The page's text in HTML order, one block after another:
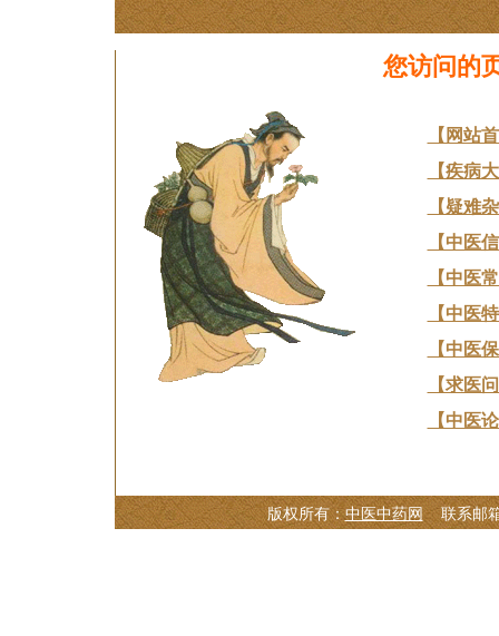
您访问的
【网站
【疾病
【疑难
【中医
【中医
【中医
【中医
【求医
【中医
版权所有：中医中药网 联系邮